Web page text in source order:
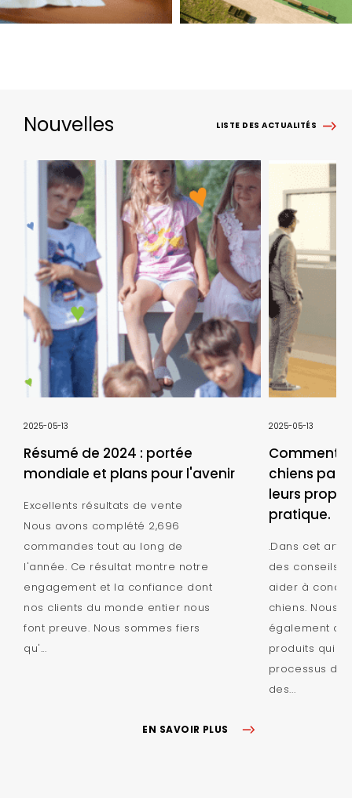
Nouvelles LISTE DES ACTUALITÉS
2025-05-13
Résumé de 2024 : portée
mondiale et plans pour l'avenir
Excellents résultats de vente
Nous avons complété 2,696
commandes tout au long de
l'année. Ce résultat montre notre
engagement et la confiance dont
nos clients du monde entier nous
font preuve. Nous sommes fiers
qu'...
EN SAVOIR PLUS
2025-05-13
Comment
chiens
leurs
pratique.
.Dans cet
des conseils
aider à
chiens. Nous
également
produits qui
processus de
des...